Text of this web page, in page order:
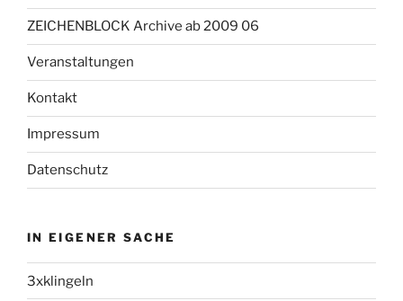
ZEICHENBLOCK Archive ab 2009 06
Veranstaltungen
Kontakt
Impressum
Datenschutz
IN EIGENER SACHE
3xklingeln